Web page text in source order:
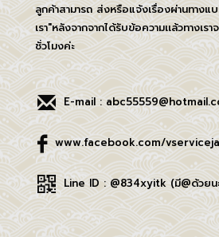
ลูกค้าสามารถ ส่งหรือแจ้งเรื่องผ่านทาง
เรา"หลังจากจากได้รับข้อความเเล้วทางเ
ชั่วโมงค่ะ
E-mail :
www.facebook.com/
Line ID : @834xyitk (มี@ด้วยน